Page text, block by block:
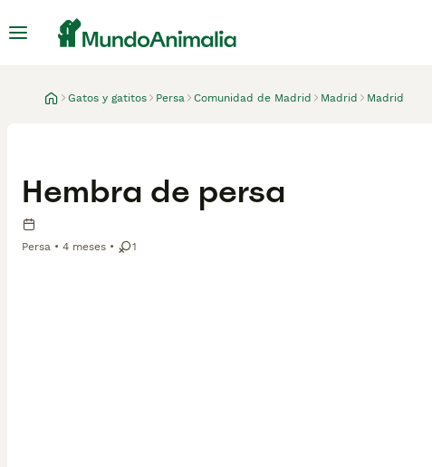
Gatos y gatitos Persa Comunidad de Madrid Madrid Madrid
Hembra de persa
Persa 4 meses 1